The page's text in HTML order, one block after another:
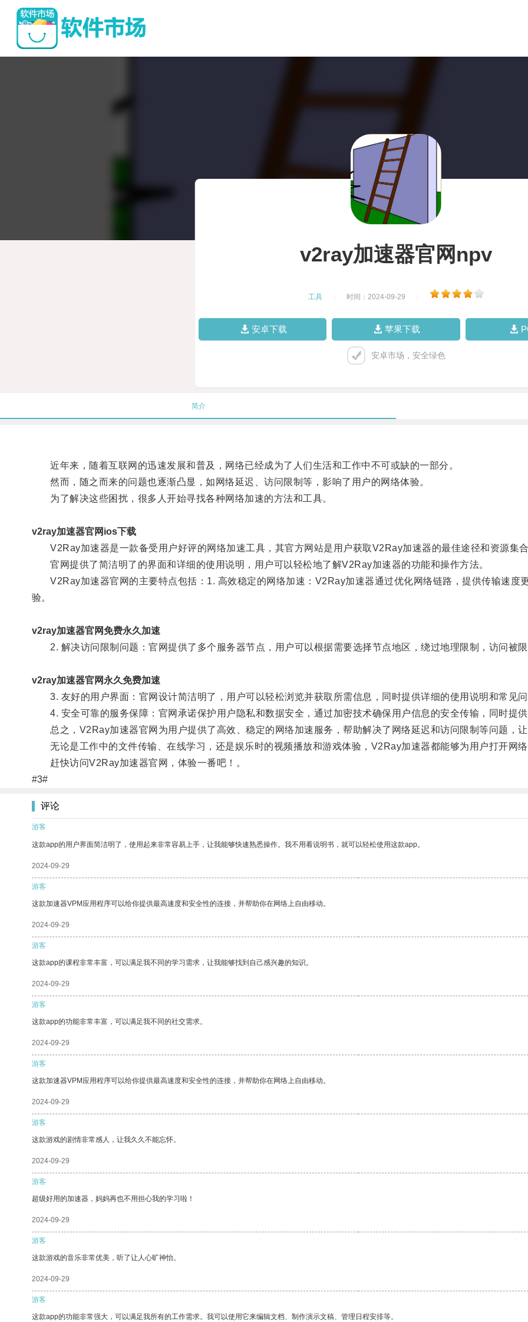
v2ray加速器官网npv
工具 时间：2024-09-29
安卓下载 苹果下载
安卓市场，安全绿色
简介
近年来，随着互联网的迅速发展和普及，网络已经成为了人们生活和工作中不可或缺的一部分。
然而，随之而来的问题也逐渐凸显，如网络延迟、访问限制等，影响了用户的网络体验。
为了解决这些困扰，很多人开始寻找各种网络加速的方法和工具。
v2ray加速器官网ios下载
V2Ray加速器是一款备受用户好评的网络加速工具，其官方网站是用户获取V2Ray加速器的最佳途径和资源集合
官网提供了简洁明了的界面和详细的使用说明，用户可以轻松地了解V2Ray加速器的功能和操作方法。
V2Ray加速器官网的主要特点包括：1. 高效稳定的网络加速：V2Ray加速器通过优化网络链路，提供传输速度
验。
v2ray加速器官网免费永久加速
2. 解决访问限制问题：官网提供了多个服务器节点，用户可以根据需要选择节点地区，绕过地理限制，访问被限
v2ray加速器官网永久免费加速
3. 友好的用户界面：官网设计简洁明了，用户可以轻松浏览并获取所需信息，同时提供详细的使用说明和常见问
4. 安全可靠的服务保障：官网承诺保护用户隐私和数据安全，通过加密技术确保用户信息的安全传输，同时提供
总之，V2Ray加速器官网为用户提供了高效、稳定的网络加速服务，帮助解决了网络延迟和访问限制等问题，让
无论是工作中的文件传输、在线学习，还是娱乐时的视频播放和游戏体验，V2Ray加速器都能够为用户打开网络
赶快访问V2Ray加速器官网，体验一番吧！。
#3#
评论
游客
这款app的用户界面简洁明了，使用起来非常容易上手，让我能够快速熟悉操作。我不用看说明书，就可以轻松使用这款app。
2024-09-29
游客
这款加速器VPM应用程序可以给你提供最高速度和安全性的连接，并帮助你在网络上自由移动。
2024-09-29
游客
这款app的课程非常丰富，可以满足我不同的学习需求，让我能够找到自己感兴趣的知识。
2024-09-29
游客
这款app的功能非常丰富，可以满足我不同的社交需求。
2024-09-29
游客
这款加速器VPM应用程序可以给你提供最高速度和安全性的连接，并帮助你在网络上自由移动。
2024-09-29
游客
这款游戏的剧情非常感人，让我久久不能忘怀。
2024-09-29
游客
超级好用的加速器，妈妈再也不用担心我的学习啦！
2024-09-29
游客
这款游戏的音乐非常优美，听了让人心旷神怡。
2024-09-29
游客
这款app的功能非常强大，可以满足我所有的工作需求。我可以使用它来编辑文档、制作演示文稿、管理日程安排等。